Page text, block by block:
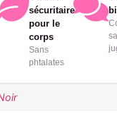
sécuritaire
pour le
corps
Sans
phtalates